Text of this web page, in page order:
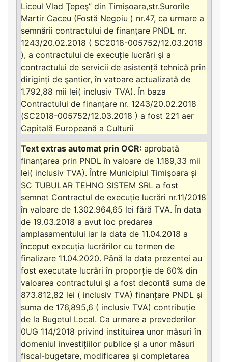
Liceul Vlad Ţepeş” din Timișoara,str.Surorile
Martir Caceu (Fostă Negoiu ) nr.47, ca urmare a
semnării contractului de finanțare PNDL nr.
1243/20.02.2018 ( SC2018-005752/12.03.2018
), a contractului de execuție lucrări şi a
contractului de servicii de asistență tehnică prin
diriginți de şantier, în vatoare actualizată de
1.792,88 mii lei( inclusiv TVA). În baza
Contractului de finanțare nr. 1243/20.02.2018
(SC2018-005752/12.03.2018 ) a fost 221 aer
Capitală Europeană a Culturii
aprobată
finanțarea prin PNDL în valoare de 1.189,33 mii
lei( inclusiv TVA). Între Municipiul Timişoara și
SC TUBULAR TEHNO SISTEM SRL a fost
semnat Contractul de execuție lucrări nr.11/2018
în valoare de 1.302.964,65 lei fără TVA. În data
de 19.03.2018 a avut loc predarea
amplasamentului iar la data de 11.04.2018 a
început execuția lucrărilor cu termen de
finalizare 11.04.2020. Până la data prezentei au
fost executate lucrări în proporție de 60% din
valoarea contractului şi a fost decontă suma de
873.812,82 lei ( inclusiv TVA) finanțare PNDL și
suma de 176,895,6 ( inclusiv TVA) contribuție
de la Bugetul Local. Ca urmare a prevederilor
0UG 114/2018 privind instituirea unor măsuri în
domeniul investițiilor publice şi a unor măsuri
fiscal-bugetare, modificarea şi completarea